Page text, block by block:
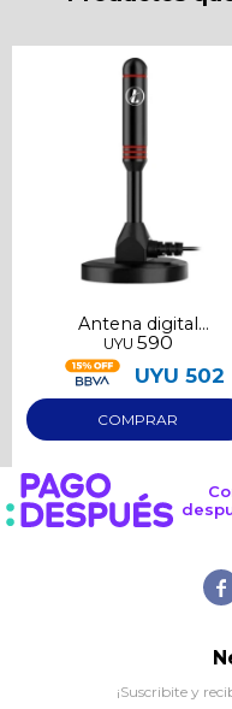
Antena digital
sintonizador para Tv
UYU 590
UYU 502

¡Suscribite y